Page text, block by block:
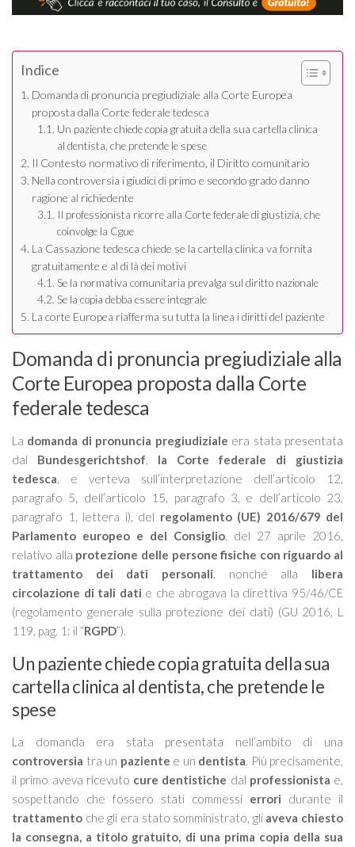
Indice
Domanda di pronuncia pregiudiziale alla Corte Europea
proposta dalla Corte federale tedesca
Un paziente chiede copia gratuita della sua cartella clinica
al dentista, che pretende le spese
Il Contesto normativo di riferimento, il Diritto comunitario
Nella controversia i giudici di primo e secondo grado danno
ragione al richiedente
Il professionista ricorre alla Corte federale di giustizia, che
coinvolge la Cgue
La Cassazione tedesca chiede se la cartella clinica va fornita
gratuitamente e al di là dei motivi
Se la normativa comunitaria prevalga sul diritto nazionale
Se la copia debba essere integrale
La corte Europea riafferma su tutta la linea i diritti del paziente
Domanda di pronuncia pregiudiziale alla
Corte Europea proposta dalla Corte
federale tedesca
La domanda di pronuncia pregiudiziale era stata presentata
dal Bundesgerichtshof, la Corte federale di giustizia
tedesca, e verteva sull’interpretazione dell’articolo 12,
paragrafo 5, dell’articolo 15, paragrafo 3, e dell’articolo 23,
paragrafo 1, lettera i), del regolamento (UE) 2016/679 del
Parlamento europeo e del Consiglio, del 27 aprile 2016,
relativo alla protezione delle persone fisiche con riguardo al
trattamento dei dati personali, nonché alla libera
circolazione di tali dati e che abrogava la direttiva 95/46/CE
(regolamento generale sulla protezione dei dati) (GU 2016, L
119, pag. 1: il “RGPD”).
Un paziente chiede copia gratuita della sua
cartella clinica al dentista, che pretende le
spese
La domanda era stata presentata nell’ambito di una
controversia tra un paziente e un dentista. Più precisamente,
il primo aveva ricevuto cure dentistiche dal professionista e,
sospettando che fossero stati commessi errori durante il
trattamento che gli era stato somministrato, gli aveva chiesto
la consegna, a titolo gratuito, di una prima copia della sua